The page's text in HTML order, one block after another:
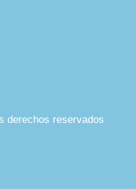
derechos reservados